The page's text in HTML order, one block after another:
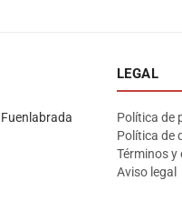
LEGAL
Política de
Política de
Términos y
Aviso legal
Asesor El Arroyo
En línea · responde en